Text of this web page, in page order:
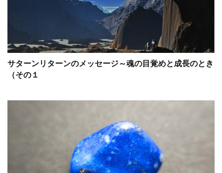
サターンリターンのメッセージ～魂の目覚めと成長のとき
（その１